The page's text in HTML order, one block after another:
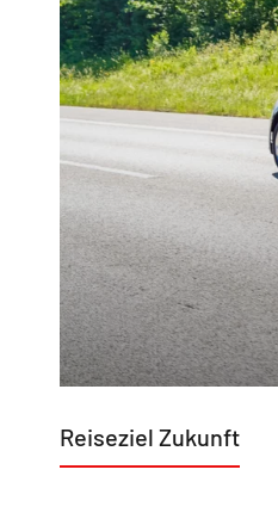
Service
Dethleffs Versprechen
Reiselust
Unternehmen
Händlersuche
Fahrzeugbörse
Blog
Reiseziel Zukunft